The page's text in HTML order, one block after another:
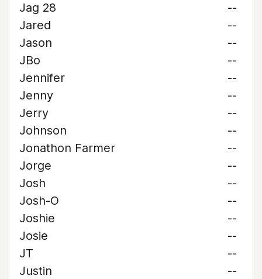
Jag 28
--
Jared
--
Jason
--
JBo
--
Jennifer
--
Jenny
--
Jerry
--
Johnson
--
Jonathon Farmer
--
Jorge
--
Josh
--
Josh-O
--
Joshie
--
Josie
--
JT
--
Justin
--